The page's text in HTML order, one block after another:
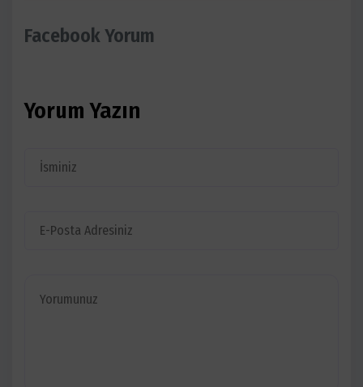
Facebook Yorum
Yorum Yazın